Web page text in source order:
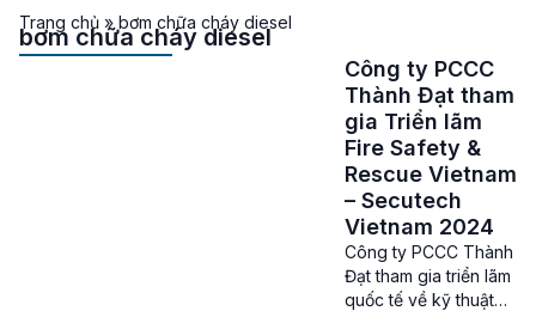
Trang chủ » bơm chữa cháy diesel
bơm chữa cháy diesel
Công ty PCCC
Thành Đạt tham
gia Triển lãm
Fire Safety &
Rescue Vietnam
– Secutech
Vietnam 2024
Công ty PCCC Thành
Đạt tham gia triển lãm
quốc tế về kỹ thuật